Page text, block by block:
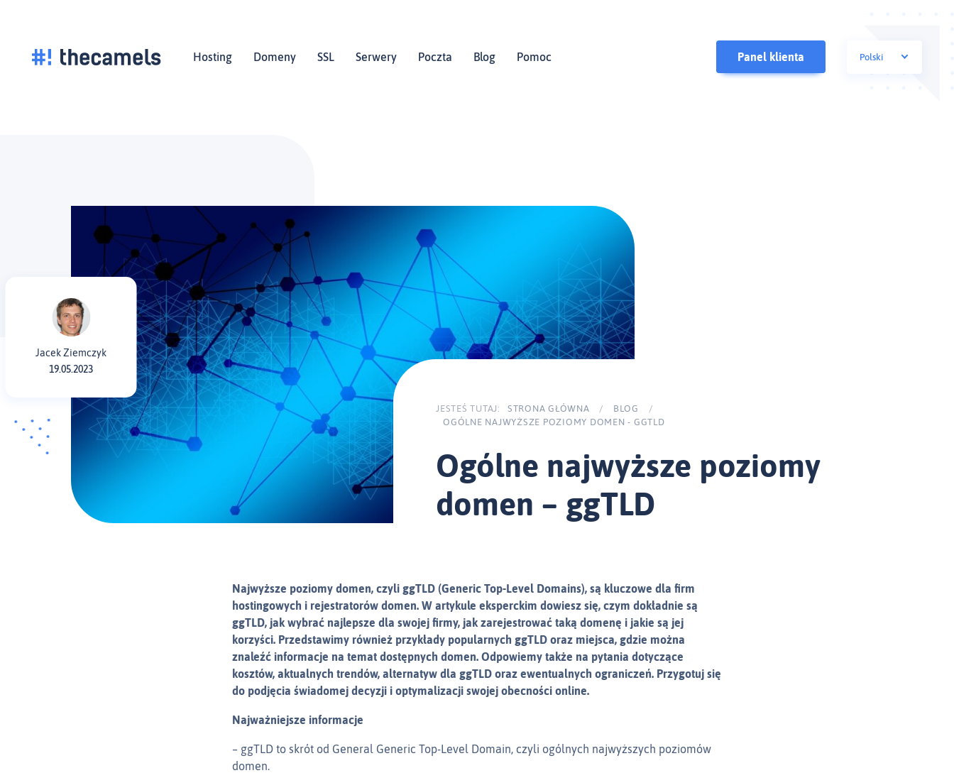
Hosting
Domeny SSL Serwery Poczta Blog Pomoc Panel klienta polski
English
Jacek Ziemczyk
19.05.2023
JESTEŚ TUTAJ: STRONA GŁÓWNA / BLOG
/
OGÓLNE NAJWYŻSZE POZIOMY DOMEN - GGTLD
Ogólne najwyższe poziomy
domen – ggTLD
Najwyższe poziomy domen, czyli ggTLD (Generic Top-Level Domains), są kluczowe dla firm
hostingowych i rejestratorów domen. W artykule eksperckim dowiesz się, czym dokładnie są
ggTLD, jak wybrać najlepsze dla swojej firmy, jak zarejestrować taką domenę i jakie są jej
korzyści. Przedstawimy również przykłady popularnych ggTLD oraz miejsca, gdzie można
znaleźć informacje na temat dostępnych domen. Odpowiemy także na pytania dotyczące
kosztów, aktualnych trendów, alternatyw dla ggTLD oraz ewentualnych ograniczeń. Przygotuj się
do podjęcia świadomej decyzji i optymalizacji swojej obecności online.
Najważniejsze informacje
– ggTLD to skrót od General Generic Top-Level Domain, czyli ogólnych najwyższych poziomów
domen.